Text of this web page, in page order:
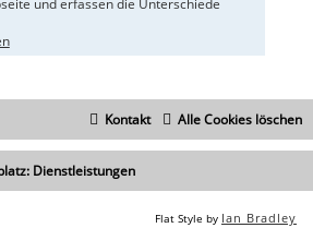
und erfassen die Unterschiede
Alle Cookies löschen
Kontakt
Dienstleistungen
Flat Style by Ian Bradley